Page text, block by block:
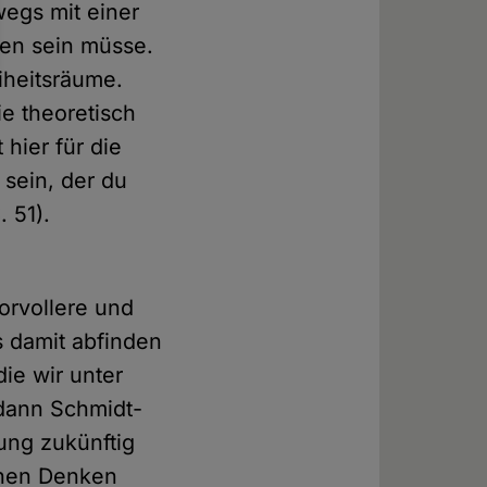
mit einer
sein müsse.
theoretisch
hier für die
der du
51).
und
abfinden
wir unter
Schmidt-
zukünftig
Denken